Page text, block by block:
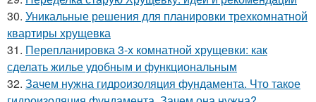
30. Уникальные решения для планировки трехкомнатной
квартиры хрущевка
31. Перепланировка 3-х комнатной хрущевки: как
сделать жилье удобным и функциональным
32. Зачем нужна гидроизоляция фундамента. Что такое